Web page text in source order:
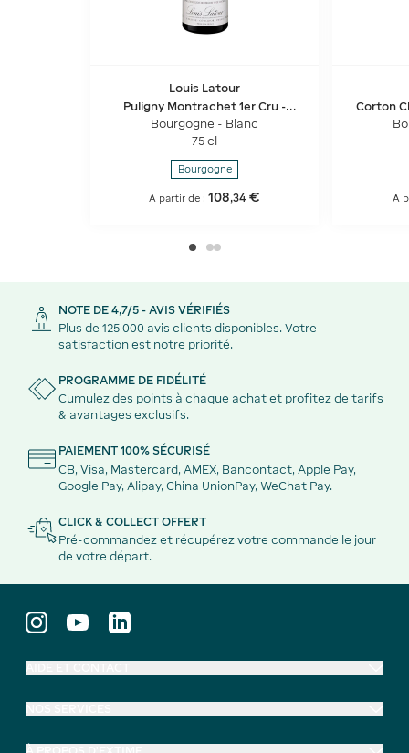
Louis Latour
Puligny Montrachet 1er Cru -
Sous le Puits
Bourgogne - Blanc
75 cl
Bourgogne
A partir de :108,34 €
Corton
A
NOTE DE 4,7/5 - AVIS VÉRIFIÉS
Plus de 125 000 avis clients disponibles. Votre
satisfaction est notre priorité.
PROGRAMME DE FIDÉLITÉ
Cumulez des points à chaque achat et profitez de tarifs
& avantages exclusifs.
PAIEMENT 100% SÉCURISÉ
CB, Visa, Mastercard, AMEX, Bancontact, Apple Pay,
Google Pay, Alipay, China UnionPay, WeChat Pay.
CLICK & COLLECT OFFERT
Pré-commandez et récupérez votre commande le jour
de votre départ.